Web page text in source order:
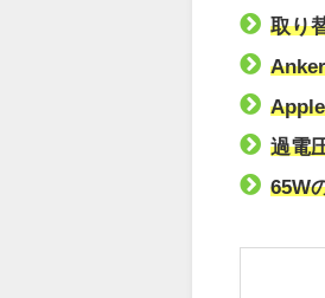
取り
過電
65W